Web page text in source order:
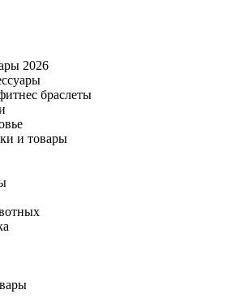
2026
браслеты
и товары